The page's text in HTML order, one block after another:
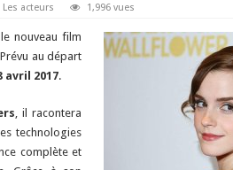
Les acteurs 1,996 vues
nouveau film
au départ
avril 2017.
, il racontera
technologies
complète et